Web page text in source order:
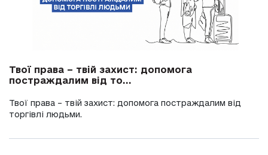
Твої права – твій захист: допомога
постраждалим від то...
Твої права – твій захист: допомога постраждалим від
торгівлі людьми.